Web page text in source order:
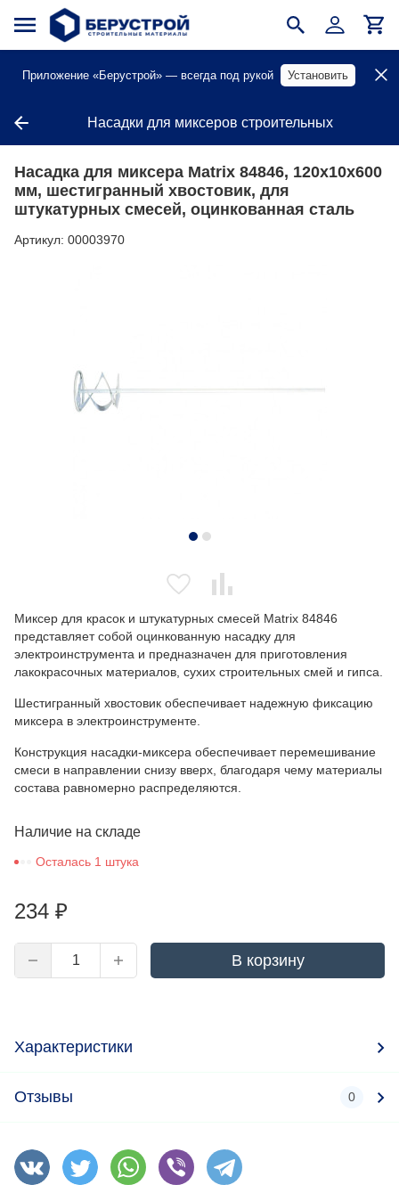
Приложение «Берустрой» — всегда под рукой Установить
Насадки для миксеров строительных
Насадка для миксера Matrix 84846, 120х10х600
мм, шестигранный хвостовик, для
штукатурных смесей, оцинкованная сталь
Артикул: 00003970
Миксер для красок и штукатурных смесей Matrix 84846
представляет собой оцинкованную насадку для
электроинструмента и предназначен для приготовления
лакокрасочных материалов, сухих строительных смей и гипса.
Шестигранный хвостовик обеспечивает надежную фиксацию
миксера в электроинструменте.
Конструкция насадки-миксера обеспечивает перемешивание
смеси в направлении снизу вверх, благодаря чему материалы
состава равномерно распределяются.
Наличие на складе
Осталась 1 штука
234 ₽
В корзину
Характеристики
Отзывы 0